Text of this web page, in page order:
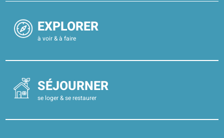
EXPLORER
à voir & à faire
SÉJOURNER
se loger & se restaurer